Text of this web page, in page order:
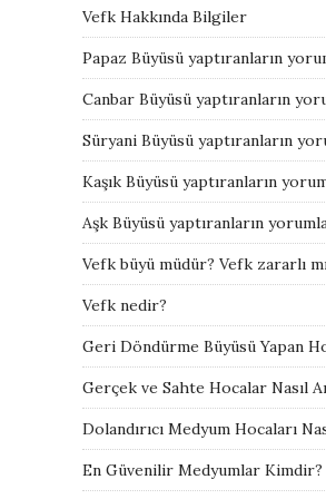
Vefk Hakkında Bilgiler
Papaz Büyüsü yaptıranların
Canbar Büyüsü yaptıranların
Süryani Büyüsü yaptıranların
Kaşık Büyüsü yaptıranların
Aşk Büyüsü yaptıranların
Vefk büyü müdür? Vefk zararlı
Vefk nedir?
Geri Döndürme Büyüsü Yapan
Gerçek ve Sahte Hocalar Nasıl
Dolandırıcı Medyum Hocaları
En Güvenilir Medyumlar Kimdir?